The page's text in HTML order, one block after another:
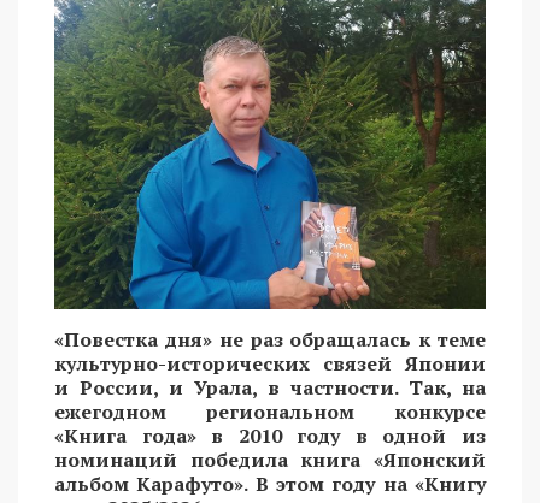
«Повестка дня» не раз обращалась к теме
культурно-исторических связей Японии
и России, и Урала, в частности. Так, на
ежегодном региональном конкурсе
«Книга года» в 2010 году в одной из
номинаций победила книга «Японский
альбом Карафуто». В этом году на «Книгу